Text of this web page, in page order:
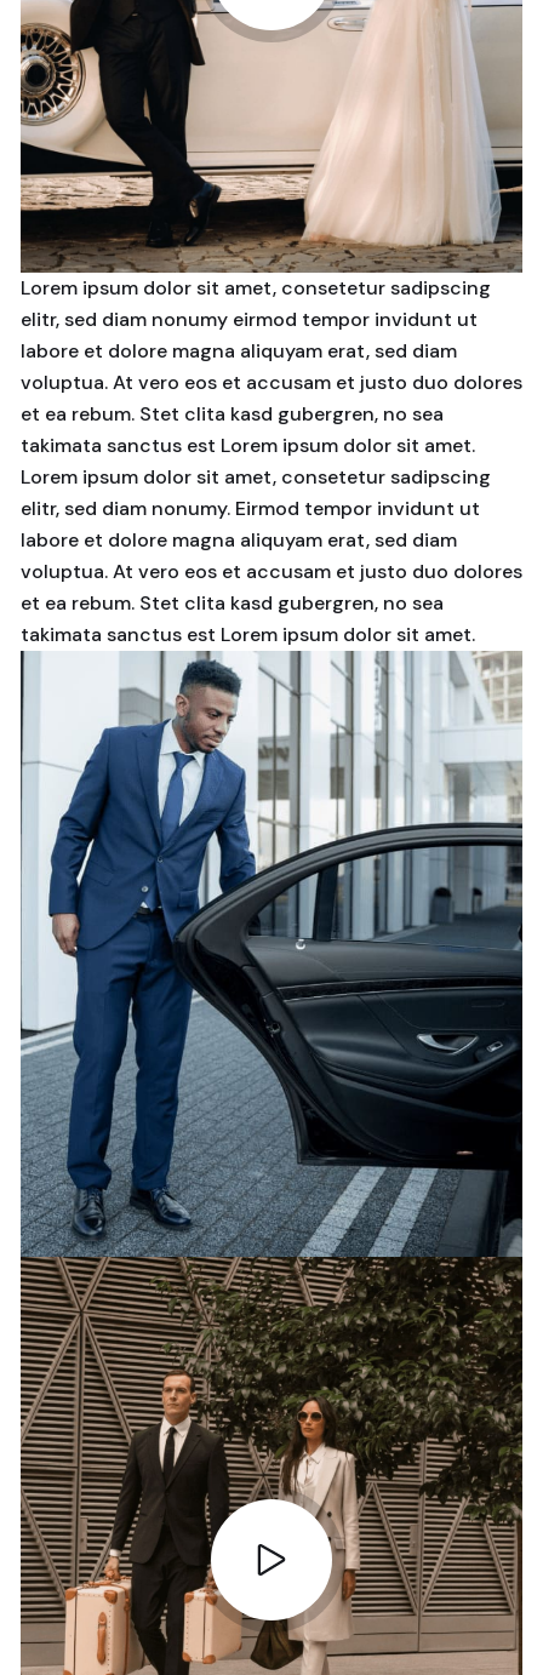
Lorem ipsum dolor sit amet, consetetur sadipscing
elitr, sed diam nonumy eirmod tempor invidunt ut
labore et dolore magna aliquyam erat, sed diam
voluptua. At vero eos et accusam et justo duo dolores
et ea rebum. Stet clita kasd gubergren, no sea
takimata sanctus est Lorem ipsum dolor sit amet.
Lorem ipsum dolor sit amet, consetetur sadipscing
elitr, sed diam nonumy. Eirmod tempor invidunt ut
labore et dolore magna aliquyam erat, sed diam
voluptua. At vero eos et accusam et justo duo dolores
et ea rebum. Stet clita kasd gubergren, no sea
takimata sanctus est Lorem ipsum dolor sit amet.